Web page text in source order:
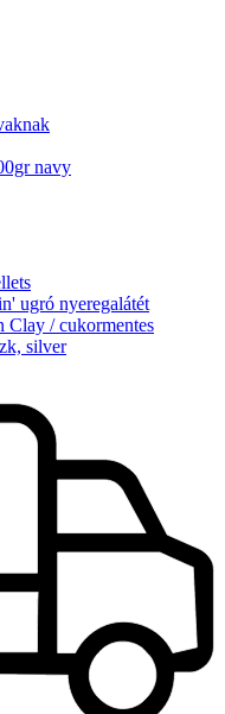
navy
ugró nyeregalátét
Clay / cukormentes
silver